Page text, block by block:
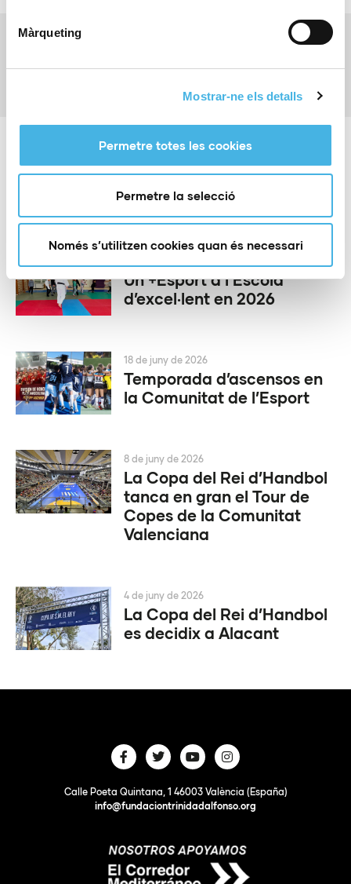
Màrqueting
Mostrar-ne els detalls
Permetre totes les cookies
Permetre la selecció
Només s’utilitzen cookies quan és necessari
Anterior
Nous èxits en els Jocs Mediterranis
Noticias relacionadas
Un +Esport a l’Escola
d’excel·lent en 2026
Temporada d’ascensos en
la Comunitat de l’Esport
18 de juny de 2026
La Copa del Rei d’Handbol
tanca en gran el Tour de
Copes de la Comunitat
Valenciana
8 de juny de 2026
La Copa del Rei d’Handbol
es decidix a Alacant
4 de juny de 2026
Calle Poeta Quintana, 1 46003 València (España)
info@fundaciontrinidadalfonso.org